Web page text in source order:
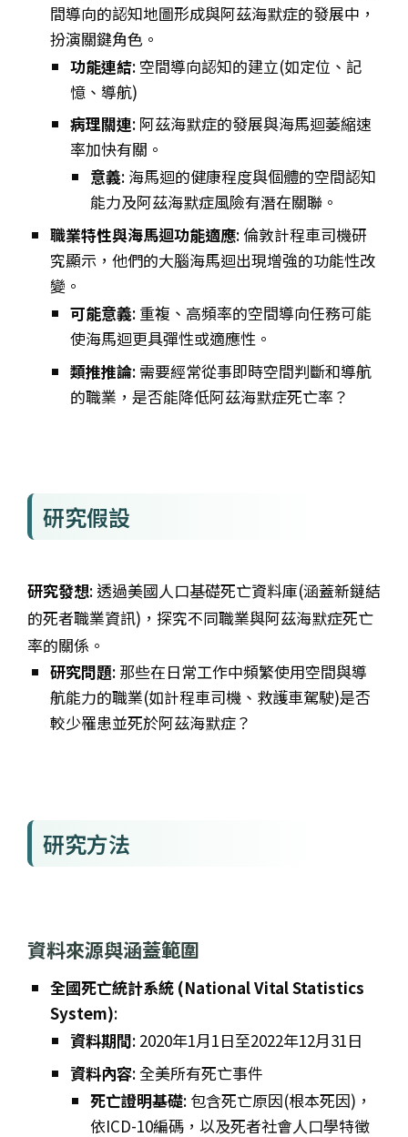
間導向的認知地圖形成與阿茲海默症的發展中，
扮演關鍵角色。
功能連結: 空間導向認知的建立(如定位、記
憶、導航)
病理關連: 阿茲海默症的發展與海馬迴萎縮速
率加快有關。
意義: 海馬迴的健康程度與個體的空間認知
能力及阿茲海默症風險有潛在關聯。
職業特性與海馬迴功能適應: 倫敦計程車司機研
究顯示，他們的大腦海馬迴出現增強的功能性改
變。
可能意義: 重複、高頻率的空間導向任務可能
使海馬迴更具彈性或適應性。
類推推論: 需要經常從事即時空間判斷和導航
的職業，是否能降低阿茲海默症死亡率？
研究假設
研究發想: 透過美國人口基礎死亡資料庫(涵蓋新鏈結
的死者職業資訊)，探究不同職業與阿茲海默症死亡
率的關係。
研究問題: 那些在日常工作中頻繁使用空間與導
航能力的職業(如計程車司機、救護車駕駛)是否
較少罹患並死於阿茲海默症？
研究方法
資料來源與涵蓋範圍
全國死亡統計系統 (National Vital Statistics
System):
資料期間: 2020年1月1日至2022年12月31日
資料內容: 全美所有死亡事件
死亡證明基礎: 包含死亡原因(根本死因)，
依ICD-10編碼，以及死者社會人口學特徵